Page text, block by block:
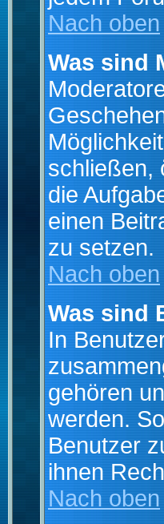
Nach oben
Was sind
schließen,
die
einen
zu setzen.
Nach oben
Was sind
In
gehören
werden.
Benutzer
ihnen
Nach oben